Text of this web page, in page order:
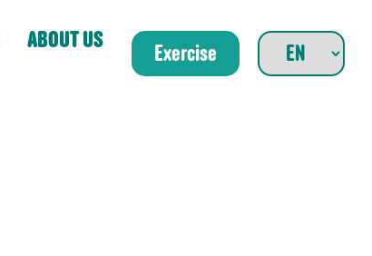
ABOUT US
Exercise